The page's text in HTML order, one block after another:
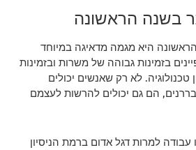
בשנה הראשונה
היא מגמה מדאיגה במיוחד
בזמינות גבוהה של משרות ובזמינות
טכנולוגיה. לא רק שאנשים יכולים
הם גם יכולים להרשות לעצמם
עבודה למרות דגל אדום ברמת הניסיון